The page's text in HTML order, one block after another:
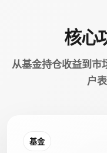
核心
从基金持仓收益到市
户
基金